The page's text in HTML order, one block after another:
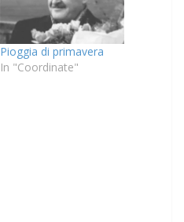
Pioggia di primavera
In "Coordinate"